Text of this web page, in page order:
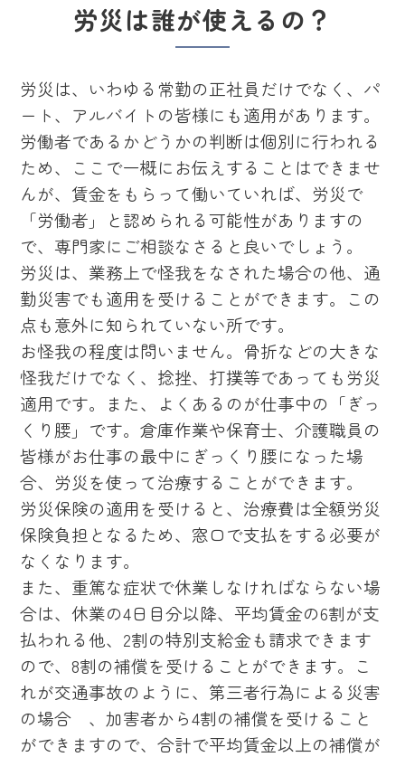
労災は誰が使えるの？
労災は、いわゆる常勤の正社員だけでなく、パ
ート、アルバイトの皆様にも適用があります。
労働者であるかどうかの判断は個別に行われる
ため、ここで一概にお伝えすることはできませ
んが、賃金をもらって働いていれば、労災で
「労働者」と認められる可能性がありますの
で、専門家にご相談なさると良いでしょう。
労災は、業務上で怪我をなされた場合の他、通
勤災害でも適用を受けることができます。この
点も意外に知られていない所です。
お怪我の程度は問いません。骨折などの大きな
怪我だけでなく、捻挫、打撲等であっても労災
適用です。また、よくあるのが仕事中の「ぎっ
くり腰」です。倉庫作業や保育士、介護職員の
皆様がお仕事の最中にぎっくり腰になった場
合、労災を使って治療することができます。
労災保険の適用を受けると、治療費は全額労災
保険負担となるため、窓口で支払をする必要が
なくなります。
また、重篤な症状で休業しなければならない場
合は、休業の4日目分以降、平均賃金の6割が支
払われる他、2割の特別支給金も請求できます
ので、8割の補償を受けることができます。こ
れが交通事故のように、第三者行為による災害
の場合 、加害者から4割の補償を受けること
ができますので、合計で平均賃金以上の補償が